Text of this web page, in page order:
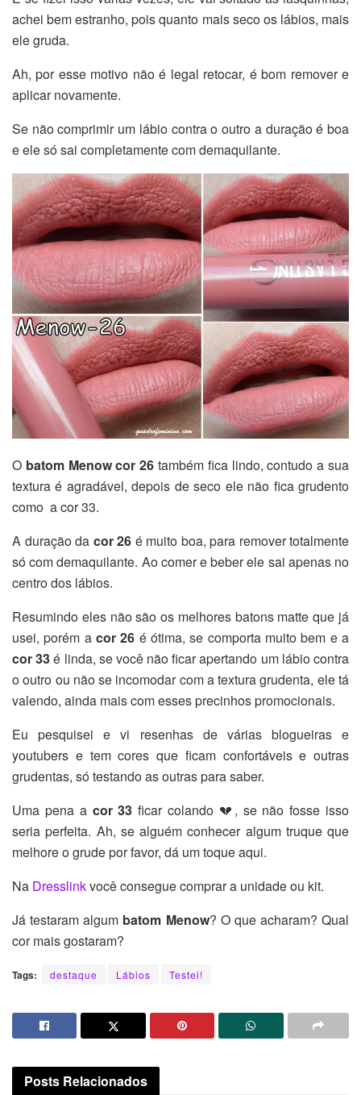
achei bem estranho, pois quanto mais seco os lábios, mais
ele gruda.
Ah, por esse motivo não é legal retocar, é bom remover e
aplicar novamente.
Se não comprimir um lábio contra o outro a duração é boa
e ele só sai completamente com demaquilante.
O batom Menow cor 26 também fica lindo, contudo a sua
textura é agradável, depois de seco ele não fica grudento
como a cor 33.
A duração da cor 26 é muito boa, para remover totalmente
só com demaquilante. Ao comer e beber ele sai apenas no
centro dos lábios.
Resumindo eles não são os melhores batons matte que já
usei, porém a cor 26 é ótima, se comporta muito bem e a
cor 33é linda, se você não ficar apertando um lábio contra
o outro ou não se incomodar com a textura grudenta, ele tá
valendo, ainda mais com esses precinhos promocionais.
Eu pesquisei e vi resenhas de várias blogueiras e
youtubers e tem cores que ficam confortáveis e outras
grudentas, só testando as outras para saber.
Uma pena a cor 33 ficar colando 💔, se não fosse isso
seria perfeita. Ah, se alguém conhecer algum truque que
melhore o grude por favor, dá um toque aqui.
Na Dresslinkvocê consegue comprar a unidade ou kit.
Já testaram algum batom Menow? O que acharam? Qual
cor mais gostaram?
Tags: destaque Lábios Testei!
Posts Relacionados